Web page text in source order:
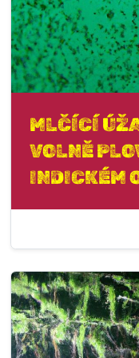
MLČÍCÍ
VOLNĚ
INDICKÉM